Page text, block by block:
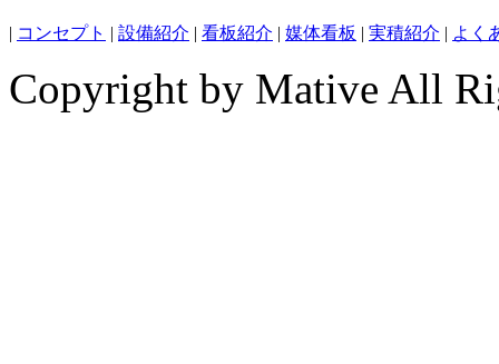
| コンセプト | 設備紹介 | 看板紹介 | 媒体看板 | 実積紹介 | よく
Copyright by Mative All